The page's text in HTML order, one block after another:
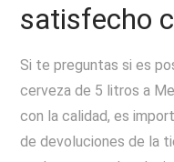
satisfecho
Si te preguntas si es
cerveza de 5 litros a
con la calidad, es
de devoluciones de la